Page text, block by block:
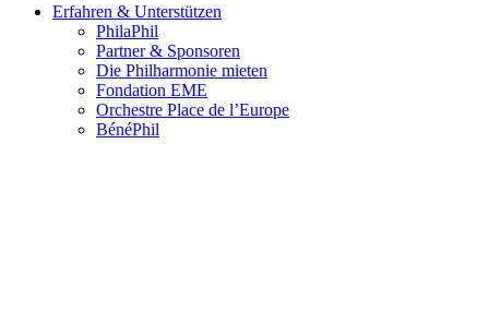
Erfahren & Unterstützen
PhilaPhil
Partner & Sponsoren
Die Philharmonie mieten
Fondation EME
Orchestre Place de l’Europe
BénéPhil